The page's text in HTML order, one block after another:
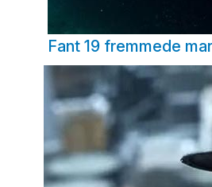
Fant 19 fremmede